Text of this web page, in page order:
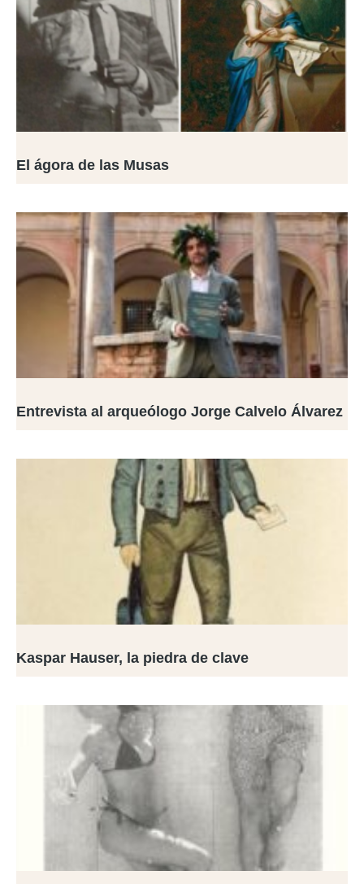
El ágora de las Musas
Entrevista al arqueólogo Jorge Calvelo Álvarez
Kaspar Hauser, la piedra de clave